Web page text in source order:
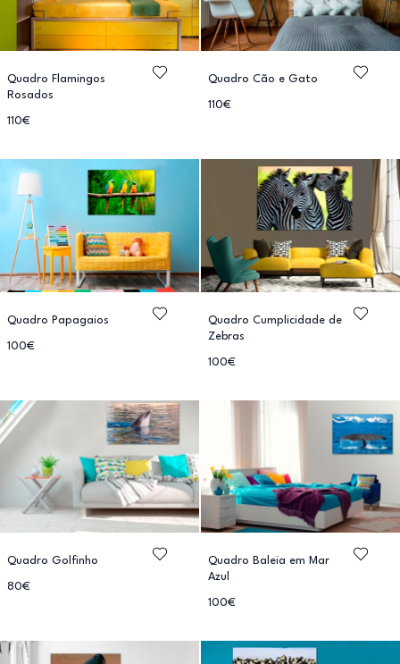
Quadro Flamingos
Rosados
110€
Quadro Cão e Gato
110€
Quadro Papagaios
100€
Quadro Cumplicidade de
Zebras
100€
Quadro Golfinho
80€
Quadro Baleia em Mar
Azul
100€